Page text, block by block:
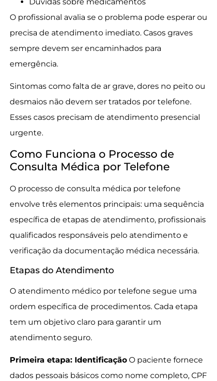
O profissional avalia se o problema pode esperar ou
precisa de atendimento imediato. Casos graves
sempre devem ser encaminhados para
emergência.
Sintomas como falta de ar grave, dores no peito ou
desmaios não devem ser tratados por telefone.
Esses casos precisam de atendimento presencial
urgente.
Como Funciona o Processo de
Consulta Médica por Telefone
O processo de consulta médica por telefone
envolve três elementos principais: uma sequência
específica de etapas de atendimento, profissionais
qualificados responsáveis pelo atendimento e
verificação da documentação médica necessária.
Etapas do Atendimento
O atendimento médico por telefone segue uma
ordem específica de procedimentos. Cada etapa
tem um objetivo claro para garantir um
atendimento seguro.
Primeira etapa: Identificação O paciente fornece
dados pessoais básicos como nome completo, CPF